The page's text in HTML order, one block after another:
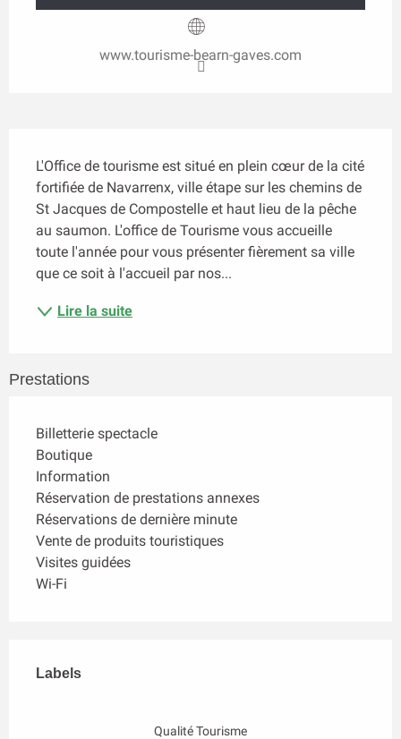
www.tourisme-bearn-gaves.com
L'Office de tourisme est situé en plein cœur de la cité
fortifiée de Navarrenx, ville étape sur les chemins de
St Jacques de Compostelle et haut lieu de la pêche
au saumon. L'office de Tourisme vous accueille
toute l'année pour vous présenter fièrement sa ville
que ce soit à l'accueil par nos...
Lire la suite
Prestations
Billetterie spectacle
Boutique
Information
Réservation de prestations annexes
Réservations de dernière minute
Vente de produits touristiques
Visites guidées
Wi-Fi
Labels
Labels
Qualité Tourisme